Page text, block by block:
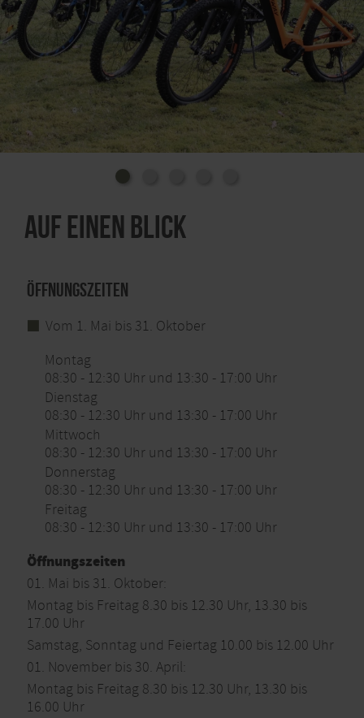
Außerdem ist die Tourist-Information cambio-
Servicestelle und nimmt Anmeldungen für die
Nutzung des CarSharing entgegen.
Wir freuen uns aus Ihren Besuch.
Auf einen Blick
Öffnungszeiten
Vom 1. Mai bis 31. Oktober
Montag
08:30 - 12:30 Uhr und 13:30 - 17:00 Uhr
Dienstag
08:30 - 12:30 Uhr und 13:30 - 17:00 Uhr
Mittwoch
08:30 - 12:30 Uhr und 13:30 - 17:00 Uhr
Donnerstag
08:30 - 12:30 Uhr und 13:30 - 17:00 Uhr
Freitag
08:30 - 12:30 Uhr und 13:30 - 17:00 Uhr
Öffnungszeiten
01. Mai bis 31. Oktober:
Montag bis Freitag 8.30 bis 12.30 Uhr, 13.30 bis
17.00 Uhr
Samstag, Sonntag und Feiertag 10.00 bis 12.00 Uhr
01. November bis 30. April:
Montag bis Freitag 8.30 bis 12.30 Uhr, 13.30 bis
16.00 Uhr